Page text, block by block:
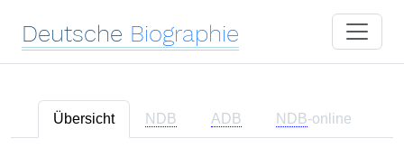
Deutsche Biographie
Übersicht NDB ADB NDB-online